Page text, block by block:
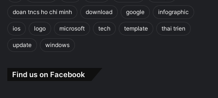
doan tncs ho chi minh download google infographic
ios logo microsoft tech template thai trien
update windows
Find us on Facebook